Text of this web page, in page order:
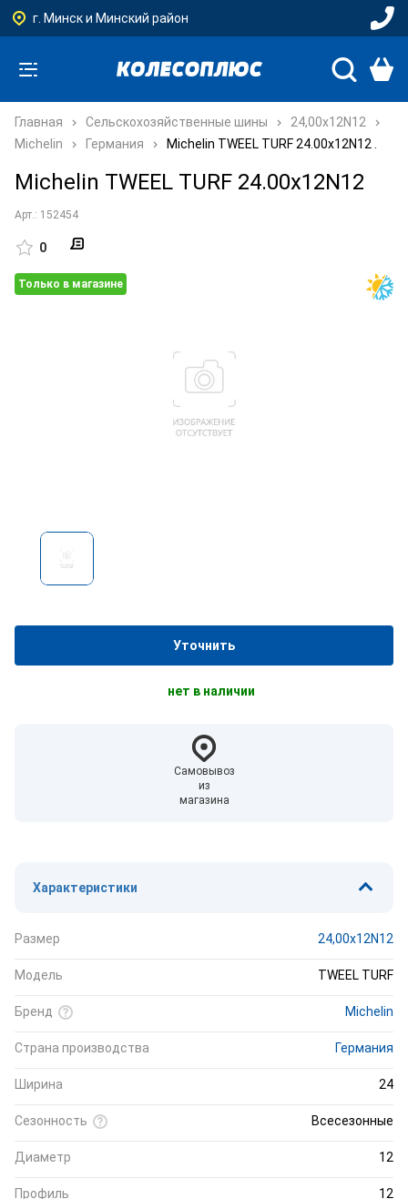
г. Минск и Минский район
Главная Сельскохозяйственные шины
24,00x12N12
Michelin
Германия Michelin TWEEL TURF 24.00x12N12 .
Michelin TWEEL TURF 24.00x12N12
Арт.: 152454
0
Только в магазине
Уточнить
нет в наличии
Самовывоз
из
магазина
Характеристики
Размер 24,00x12N12
Модель TWEEL TURF
Бренд Michelin
Страна производства Германия
Ширина 24
Сезонность Всесезонные
Диаметр 12
Профиль 12